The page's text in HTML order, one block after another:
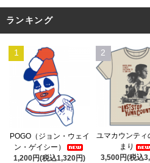
ランキング
1
POGO（ジョン・ウェイ
ン・ゲイシー）
1,200円(税込1,320円)
2
ユマカウンティ
まり
3,500円(税込